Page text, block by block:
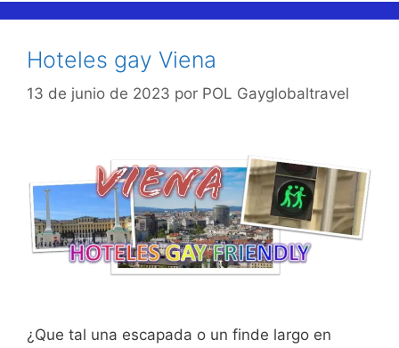
Hoteles gay Viena
13 de junio de 2023 por POL Gayglobaltravel
¿Que tal una escapada o un finde largo en